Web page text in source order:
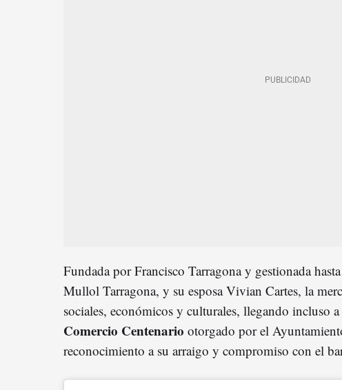
Fundada por Francisco Tarragona y gestionada
Mullol Tarragona, y su esposa Vivian Cartes, la
sociales, económicos y culturales, llegando incluso
Comercio Centenario otorgado por el
reconocimiento a su arraigo y compromiso con el